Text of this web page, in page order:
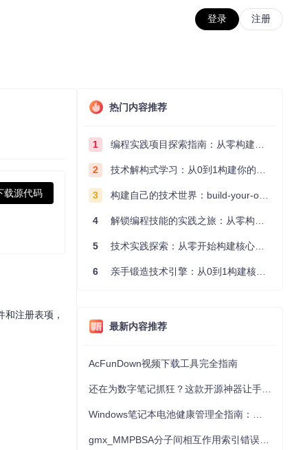
登录 注册
载源代码
注册表项，
热门内容推荐
1 编程实践项目探索指南：从零构建技术能力体系
2 技术解构式学习：从0到1构建你的编程知识体系
3 构建自己的技术世界：build-your-own-x项目的实践探索指南
4 解锁编程技能的实践之旅：从零构建你的技术世界
5 技术实践探索：从零开始构建核心系统的实践指南
6 亲手锻造技术引擎：从0到1构建核心系统的实践指南
最新内容推荐
AcFunDown视频下载工具完全指南